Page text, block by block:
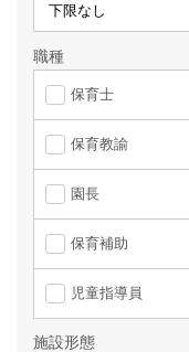
職種
保育士
保育教諭
園長
保育補助
児童指導員
施設形態